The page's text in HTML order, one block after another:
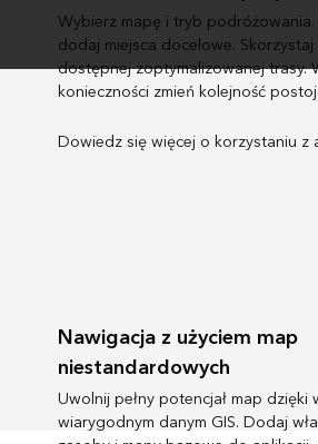
Wybierz mapę i tryb podróżowania.
dodaj miejsca docelowe.
dostępnej zoptymalizowanej trasy.
konieczności zmień kolejność
Dowiedz się więcej o korzystaniu z
Nawigacja z użyciem map
niestandardowych
Uwolnij pełny potencjał map dzięki
wiarygodnym danym GIS. Dodaj